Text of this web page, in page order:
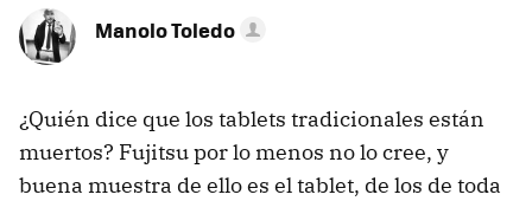
Manolo Toledo
¿Quién dice que los tablets tradicionales están
muertos? Fujitsu por lo menos no lo cree, y
buena muestra de ello es el tablet, de los de toda